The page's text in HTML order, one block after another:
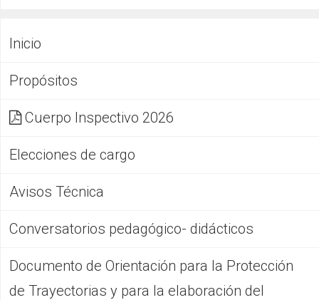
Inicio
Propósitos
Cuerpo Inspectivo 2026
Elecciones de cargo
Avisos Técnica
Conversatorios pedagógico- didácticos
Documento de Orientación para la Protección
de Trayectorias y para la elaboración del